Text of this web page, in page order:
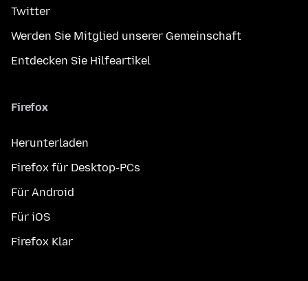
Twitter
Werden Sie Mitglied unserer Gemeinschaft
Entdecken Sie Hilfeartikel
Firefox
Herunterladen
Firefox für Desktop-PCs
Für Android
Für iOS
Firefox Klar